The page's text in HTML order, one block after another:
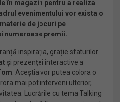
în magazin pentru a realiza
evenimentului vor exista o
de jocuri pe
numeroase premii.
inspirația, grație sfaturilor
și prezenței interactive a
. Aceștia vor putea colora o
mai pot interveni ulterior,
Lucrările cu tema Talking